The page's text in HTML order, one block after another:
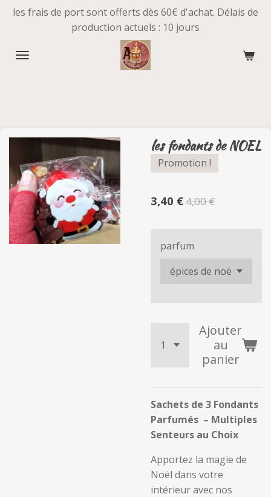
Passer
principal
les frais de port sont offerts dès 60€ d'achat. Délais de
production actuels : 10 jours
les fondants de NOEL
Promotion !
3,40 €4,00 €
parfum
Ajouter
au
panier
Sachets de 3 Fondants
Parfumés – Multiples
Senteurs au Choix
Apportez la magie de
Noël dans votre
intérieur avec nos